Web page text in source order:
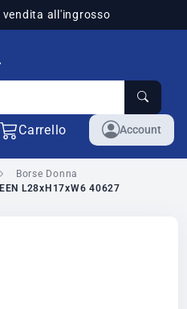
all'ingrosso
Carrello Account
Borse Donna
L28xH17xW6 40627